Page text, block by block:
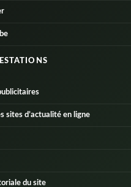
sites d’actualité en ligne
du site